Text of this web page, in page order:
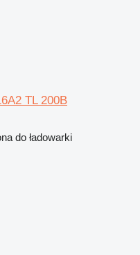
TL 200B
do ładowarki